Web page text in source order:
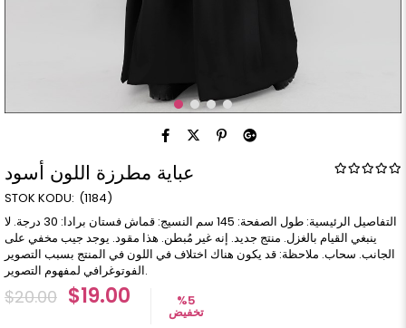
عباية مطرزة اللون أسود
(1184)
التفاصيل الرئيسية: طول الصفحة: 145 سم النسيج: قماش فستان برادا: 30 درجة. لا
ينبغي القيام بالغزل. منتج جديد. إنه غير مُبطن. هذا مقود. يوجد جيب مخفي على
الجانب. سحاب. ملاحظة: قد يكون هناك اختلاف في اللون في المنتج بسبب التصوير
الفوتوغرافي لمفهوم التصوير.
$20.00 $19.00 %5
تخفيض